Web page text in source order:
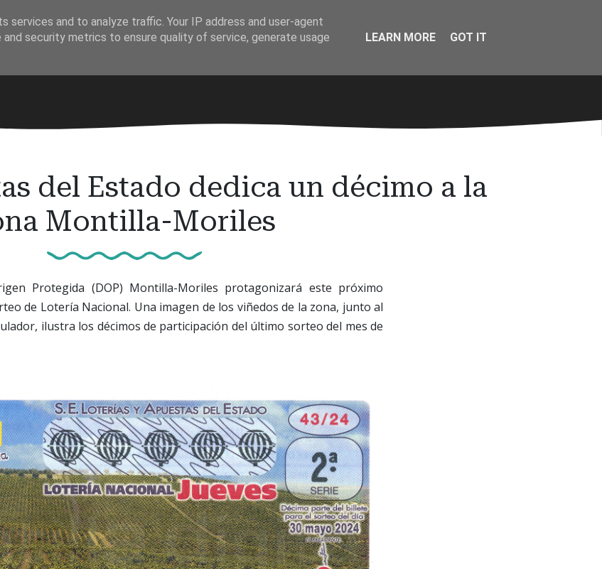
del Estado dedica un décimo a la
Montilla-Moriles
Protegida (DOP) Montilla-Moriles protagonizará este próximo
de Lotería Nacional. Una imagen de los viñedos de la zona, junto al
ilustra los décimos de participación del último sorteo del mes de
services and to analyze traffic. Your IP address and user-agent
security metrics to ensure quality of service, generate usage
LEARN MORE GOT IT